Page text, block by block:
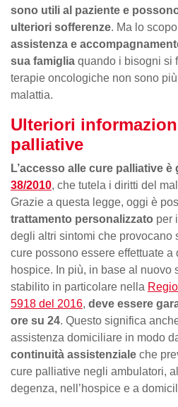
sono utili al paziente e
ulteriori sofferenze. Ma lo
assistenza e
sua famiglia quando i bisogni si
terapie oncologiche non sono
malattia.
Ulteriori
palliative
L’accesso alle cure palliative
38/2010, che tutela i diritti del
Grazie a questa legge, oggi è
trattamento personalizzato per
degli altri sintomi che provocano
cure possono essere effettuate
hospice. In più, in base al nuovo
stabilito in particolare nella
5918 del 2016, deve essere
ore su 24. Questo significa
assistenza domiciliare in modo
continuità assistenziale che
cure palliative negli ambulatori,
degenza, nell’hospice e a